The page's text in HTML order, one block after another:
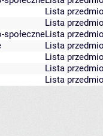
Lista
Lista
Lista
Lista
Lista
Lista
Lista